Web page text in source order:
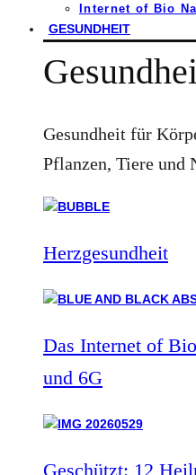
Internet of Bio
GESUNDHEIT
Gesundheit für
Pflanzen, Tiere und
Herzgesundheit
Das Internet of
und 6G
Geschützt: 12